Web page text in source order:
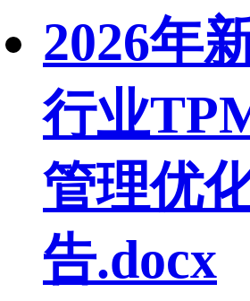
2026年
行业
管理优
告.docx